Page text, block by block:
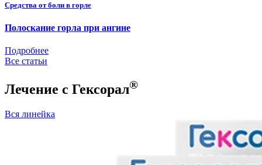
Средства от боли в горле
Полоскание горла при ангине
Подробнее
Все статьи
Лечение с Гексорал®
Вся линейка